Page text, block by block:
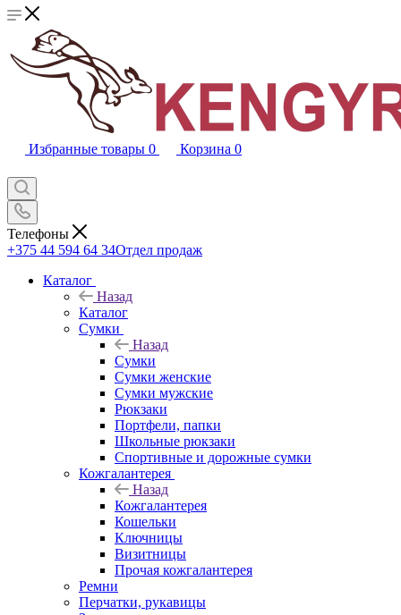
Избранные товары 0 Корзина 0
Телефоны
+375 44 594 64 34Отдел продаж
Каталог
Назад
Каталог
Сумки
Назад
Сумки
Сумки женские
Сумки мужские
Рюкзаки
Портфели, папки
Школьные рюкзаки
Спортивные и дорожные сумки
Кожгалантерея
Назад
Кожгалантерея
Кошельки
Ключницы
Визитницы
Прочая кожгалантерея
Ремни
Перчатки, рукавицы